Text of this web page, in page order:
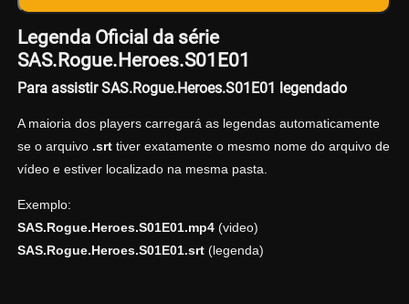
Legenda Oficial da série
SAS.Rogue.Heroes.S01E01
Para assistir SAS.Rogue.Heroes.S01E01 legendado
A maioria dos players carregará as legendas automaticamente
se o arquivo .srttiver exatamente o mesmo nome do arquivo de
vídeo e estiver localizado na mesma pasta.
Exemplo:
SAS.Rogue.Heroes.S01E01.mp4(video)
SAS.Rogue.Heroes.S01E01.srt(legenda)